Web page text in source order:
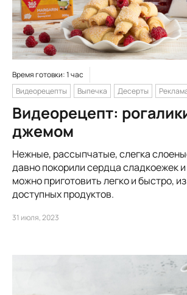
Время готовки: 1 час
Видеорецепты
Выпечка Десерты
Видеорецепт:
джемом
Нежные, рассыпчатые, слегка
давно покорили сердца сладкоежек
можно приготовить легко и быстро,
доступных продуктов.
31 июля, 2023